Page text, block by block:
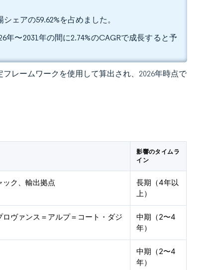
ェアの59.62%を占めました。
〜2031年の間に2.74%のCAGRで成長すると予
レームワークを使用して算出され、2026年時点で
影響のタイムラ
イン
ック、輸出拠点
長期（4年以
上）
ヴァンス＝アルプ＝コート・ダジ
中期（2〜4
年）
中期（2〜4
年）